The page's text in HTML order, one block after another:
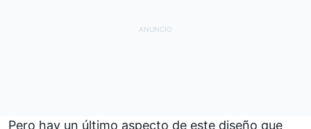
Pero hay un último aspecto de este diseño que